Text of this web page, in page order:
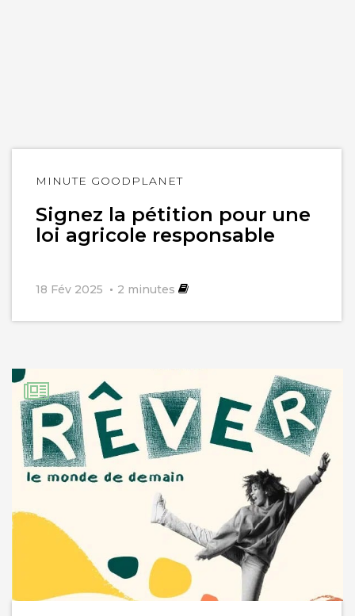
MINUTE GOODPLANET
Signez la pétition pour une
loi agricole responsable
18 Fév 2025 2 minutes
Lire